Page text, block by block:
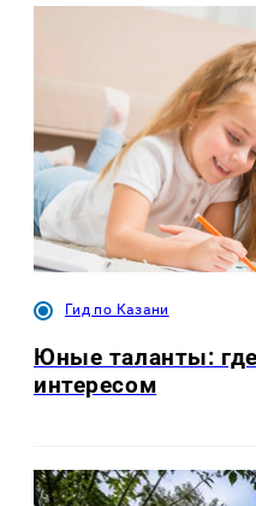
Гид по Казани
Юные таланты:
интересом